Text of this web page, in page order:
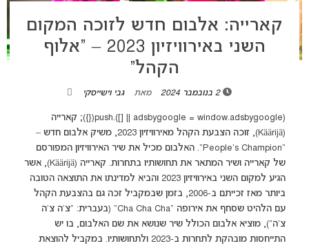
קארייה: אלבום חדש לזוכה המקום
השני באירוויזיון 2023 – “אלוף
הקהל”
2 בנובמבר 2024 מאת גבי וישייסקי
(adsbygoogle = window.adsbygoogle || []).push({}); קארייה
(Käärijä), זוכה הצבעת הקהל מאירוויזיון 2023, משיק אלבום חדש –
"People's Champion". האלבום מכיל את שיר האירוויזיון המפורסם
של קארייה ושיר המתאר את תחושותיו בתחרות. קארייה (Käärijä), אשר
הגיע למקום השני באירוויזיון 2023 והביא למדינתו את התוצאה הטובה
ביותר מאז זכייתם ב-2006, בזמן שבמקביל זכה גם בהצבעת הקהל
עם הלהיט שסחף את אירופה "Cha Cha Cha" (בעברית: "צ'ה צ'ה
צ'ה"), מוציא אלבום הכולל שיר שנושא את שם האלבום, בו יש
התייחסות מובהקת לתחרות ב-2023 ולתחושותיו. במקביל להוצאת